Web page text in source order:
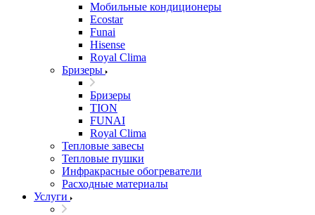
Мобильные кондиционеры
Ecostar
Funai
Hisense
Royal Clima
Бризеры
Бризеры
TION
FUNAI
Royal Clima
Тепловые завесы
Тепловые пушки
Инфракрасные обогреватели
Расходные материалы
Услуги